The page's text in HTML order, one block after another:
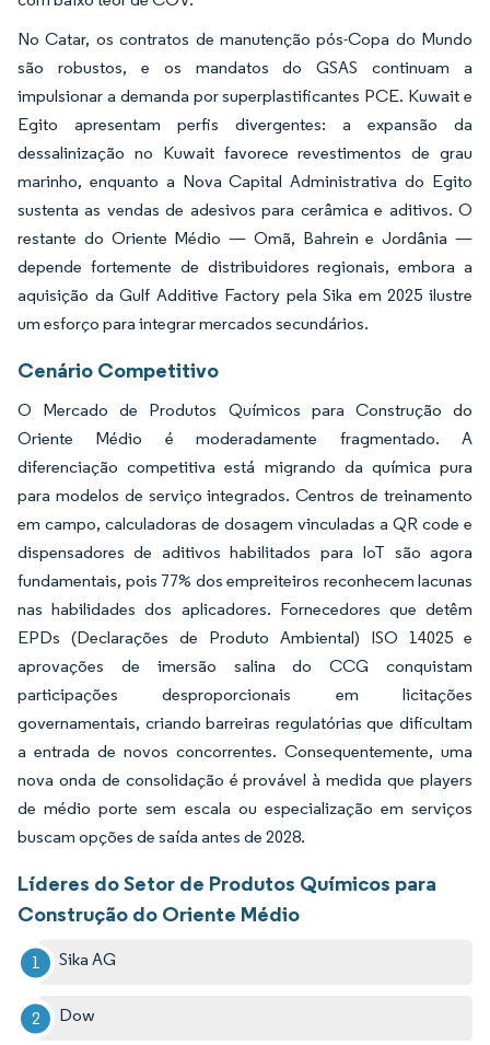
No Catar, os contratos de manutenção pós-Copa do Mundo
são robustos, e os mandatos do GSAS continuam a
impulsionar a demanda por superplastificantes PCE. Kuwait e
Egito apresentam perfis divergentes: a expansão da
dessalinização no Kuwait favorece revestimentos de grau
marinho, enquanto a Nova Capital Administrativa do Egito
sustenta as vendas de adesivos para cerâmica e aditivos. O
restante do Oriente Médio — Omã, Bahrein e Jordânia —
depende fortemente de distribuidores regionais, embora a
aquisição da Gulf Additive Factory pela Sika em 2025 ilustre
um esforço para integrar mercados secundários.
Cenário Competitivo
O Mercado de Produtos Químicos para Construção do
Oriente Médio é moderadamente fragmentado. A
diferenciação competitiva está migrando da química pura
para modelos de serviço integrados. Centros de treinamento
em campo, calculadoras de dosagem vinculadas a QR code e
dispensadores de aditivos habilitados para IoT são agora
fundamentais, pois 77% dos empreiteiros reconhecem lacunas
nas habilidades dos aplicadores. Fornecedores que detêm
EPDs (Declarações de Produto Ambiental) ISO 14025 e
aprovações de imersão salina do CCG conquistam
participações desproporcionais em licitações
governamentais, criando barreiras regulatórias que dificultam
a entrada de novos concorrentes. Consequentemente, uma
nova onda de consolidação é provável à medida que players
de médio porte sem escala ou especialização em serviços
buscam opções de saída antes de 2028.
Líderes do Setor de Produtos Químicos para
Construção do Oriente Médio
Sika AG
Dow